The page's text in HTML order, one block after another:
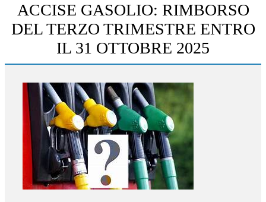
ACCISE GASOLIO: RIMBORSO
DEL TERZO TRIMESTRE ENTRO
IL 31 OTTOBRE 2025